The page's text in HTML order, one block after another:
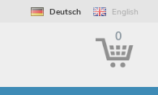
Deutsch English
0